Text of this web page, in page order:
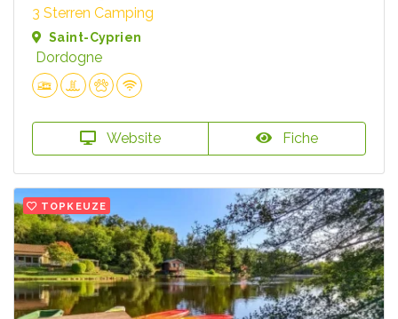
3 Sterren Camping
Saint-Cyprien
Dordogne
Website Fiche
TOPKEUZE